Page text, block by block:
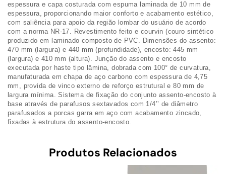
espessura e capa costurada com espuma laminada de 10 mm de
espessura, proporcionando maior conforto e acabamento estético,
com saliência para apoio da região lombar do usuário de acordo
com a norma NR-17. Revestimento feito e courvin (couro sintético
produzido em laminado composto de PVC. Dimensões do assento:
470 mm (largura) e 440 mm (profundidade), encosto: 445 mm
(largura) e 410 mm (altura). Junção do assento e encosto
executada por haste tipo lâmina, dobrada com 100° de curvatura,
manufaturada em chapa de aço carbono com espessura de 4,75
mm, provida de vinco externo de reforço estrutural e 80 mm de
largura mínima. Sistema de fixação do conjunto assento-encosto à
base através de parafusos sextavados com 1/4’’ de diâmetro
parafusados a porcas garra em aço com acabamento zincado,
fixadas à estrutura do assento-encosto.
Produtos Relacionados